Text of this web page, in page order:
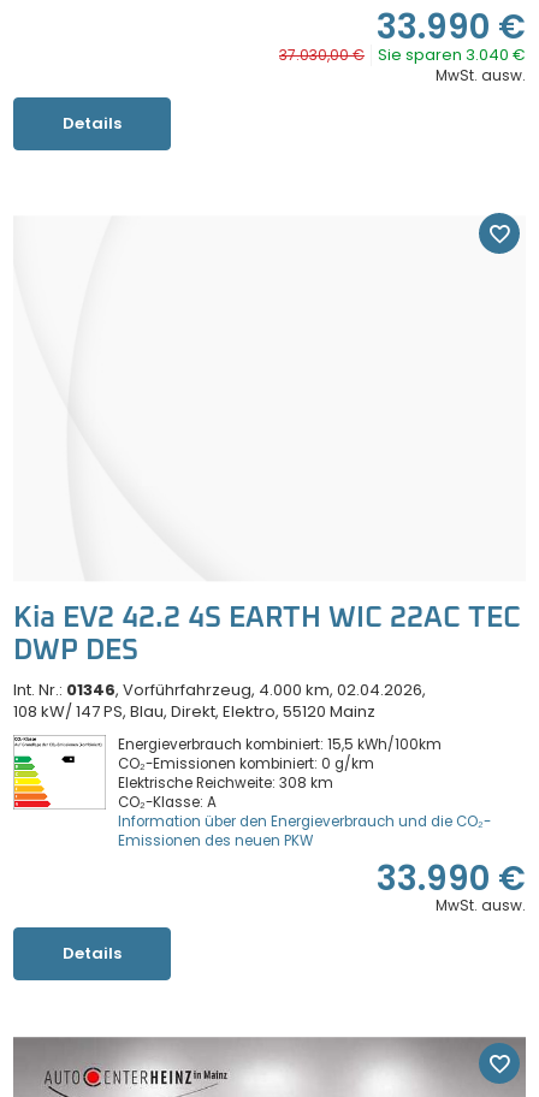
33.990 €
37.030,00 € Sie sparen 3.040 €
MwSt. ausw.
Details
Kia EV2 42.2 4S EARTH WIC 22AC TEC
DWP DES
Int. Nr.: 01346 Vorführfahrzeug 4.000 km 02.04.2026
108 kW/ 147 PS Blau Direkt Elektro 55120 Mainz
Energieverbrauch kombiniert: 15,5 kWh/100km
CO₂-Emissionen kombiniert: 0 g/km
Elektrische Reichweite: 308 km
CO₂-Klasse: A
Information über den Energieverbrauch und die CO₂-
Emissionen des neuen PKW
33.990 €
MwSt. ausw.
Details